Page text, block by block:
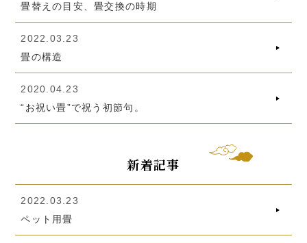
畳替えの目安、畳交換の時期
2022.03.23
畳の構造
2020.04.23
“お祝い畳”で祝う初節句。
新着記事
2022.03.23
ペット用畳